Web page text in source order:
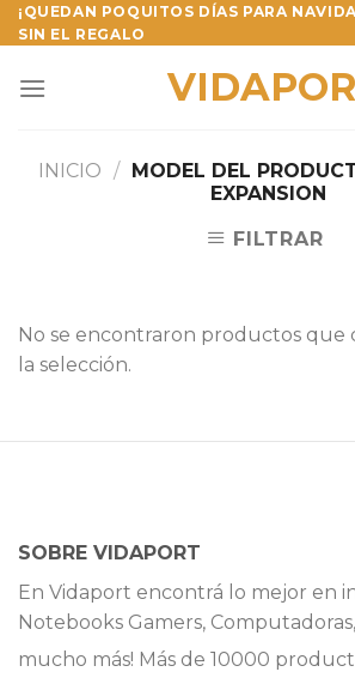
Skip
to
¡QUEDAN POQUITOS DÍAS PARA
SIN EL REGALO
INICIO / MODEL DEL
EXPANSION
FILTRAR
No se encontraron productos que
la selección.
SOBRE VIDAPORT
En Vidaport encontrá lo mejor en
Notebooks Gamers,
mucho más! Más de 10000